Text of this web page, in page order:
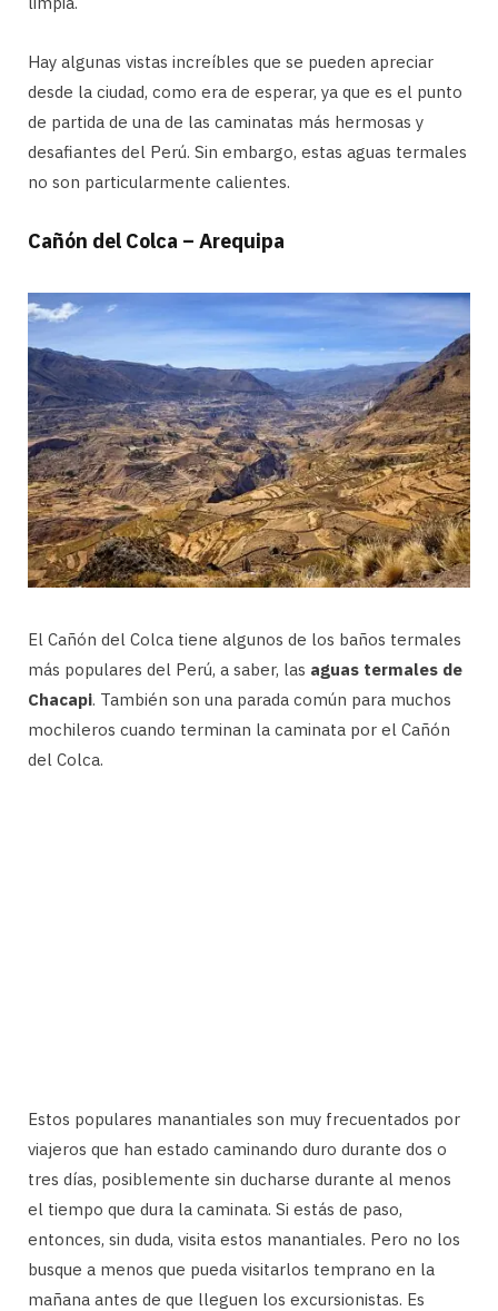
Hay algunas vistas increíbles que se pueden apreciar
desde la ciudad, como era de esperar, ya que es el punto
de partida de una de las caminatas más hermosas y
desafiantes del Perú. Sin embargo, estas aguas termales
no son particularmente calientes.
Cañón del Colca – Arequipa
El Cañón del Colca tiene algunos de los baños termales
más populares del Perú, a saber, las aguas termales de
Chacapi. También son una parada común para muchos
mochileros cuando terminan la caminata por el Cañón
del Colca.
Estos populares manantiales son muy frecuentados por
viajeros que han estado caminando duro durante dos o
tres días, posiblemente sin ducharse durante al menos
el tiempo que dura la caminata. Si estás de paso,
entonces, sin duda, visita estos manantiales. Pero no los
busque a menos que pueda visitarlos temprano en la
mañana antes de que lleguen los excursionistas. Es